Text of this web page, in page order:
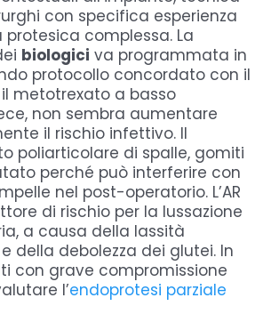
con specifica esperienza
complessa. La
biologici va programmata in
protocollo concordato con il
metotrexato a basso
non sembra aumentare
il rischio infettivo. Il
poliarticolare di spalle, gomiti
perché può interferire con
nel post-operatorio. L’AR
di rischio per la lussazione
a causa della lassità
della debolezza dei glutei. In
con grave compromissione
l’endoprotesi parziale